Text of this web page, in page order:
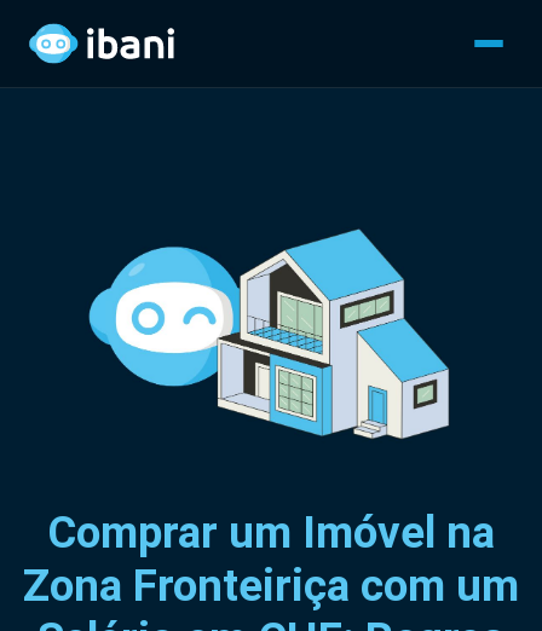
Comprar um Imóvel na
Zona Fronteiriça com um